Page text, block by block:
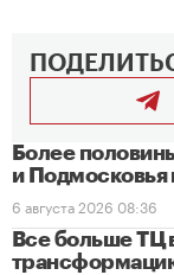
Более
и Подмосковья
6 августа 2026 08:36
Все больше